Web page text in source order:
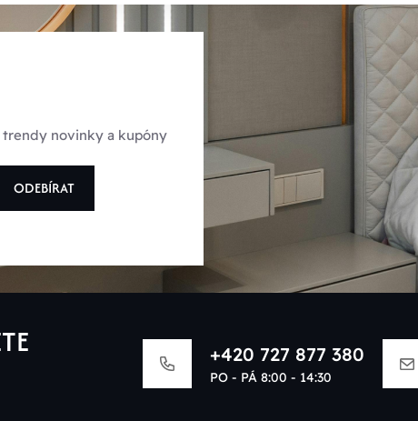
novinky a kupóny
ODEBÍRAT
+420 727 877 380
PO - PÁ 8:00 - 14:30